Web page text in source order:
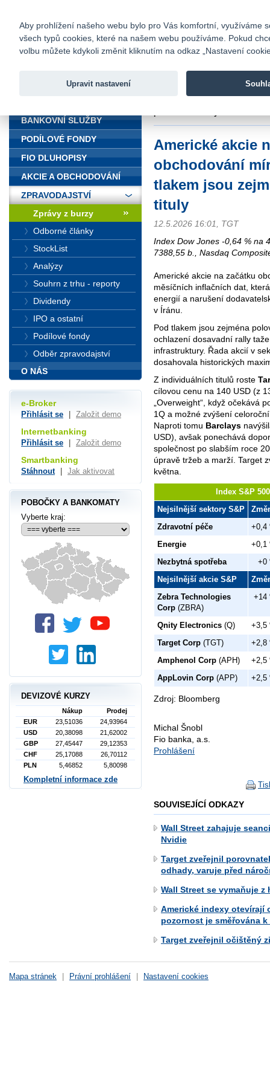
Fio banka
Fio banka
Americké akcie
obchodování
tlakem jsou
tituly
12.5.2026 16:01, TGT
Index Dow Jones -0,64 % na
7388,55 b., Nasdaq
Americké akcie na začátku
měsíčních inflačních dat,
energií a narušení
v Íránu.
Pod tlakem jsou zejména
ochlazení dosavadní rally
infrastruktury. Řada akcií v
dosahovala historických
Z individuálních titulů roste
cílovou cenu na 140 USD (z
„Overweight“, když očekává
1Q a možné zvýšení
Naproti tomu Barclays
USD), avšak ponechává
společnost po slabším roce
úpravě tržeb a marží. Target
května.
Index S&P
Nejsilnější sektory S&P
Zdravotní péče
+0,4
Energie
+0,1
Nezbytná spotřeba
+0
Nejsilnější akcie S&P
Zebra Technologies
Corp (ZBRA)
+14
Qnity Electronics (Q)
+3,5
Target Corp (TGT)
+2,8
Amphenol Corp (APH)
+2,5
AppLovin Corp (APP) +2,5
Zdroj: Bloomberg
Michal Šnobl
Fio banka, a.s.
Prohlášení
SOUVISEJÍCÍ ODKAZY
Wall Street zahajuje
Nvidie
Target zveřejnil
odhady, varuje před
Wall Street se vymaňuje
Americké indexy otevírají
pozornost je směřována k
Target zveřejnil očištěný
BANKOVNÍ SLUŽBY
PODÍLOVÉ FONDY
FIO DLUHOPISY
AKCIE A OBCHODOVÁNÍ
ZPRAVODAJSTVÍ
Zprávy z burzy
Odborné články
StockList
Analýzy
Souhrn z trhu - reporty
Dividendy
IPO a ostatní
Podílové fondy
Odběr zpravodajství
O NÁS
e-Broker
Přihlásit se Založit demo
Internetbanking
Přihlásit se Založit demo
Smartbanking
Stáhnout Jak aktivovat
POBOČKY A BANKOMATY
Vyberte kraj:
DEVIZOVÉ KURZY
Nákup
Prodej
EUR
23,51036
24,93964
USD
20,38098
21,62002
GBP
27,45447
29,12353
CHF
25,17088
26,70112
PLN
5,46852 5,80098
Kompletní informace zde
Mapa stránek Právní prohlášení Nastavení cookies
Aby prohlížení našeho webu bylo pro Vás komfortní, využíváme
všech typů cookies, které na našem webu používáme. Pokud
volbu můžete kdykoli změnit kliknutím na odkaz „Nastavení
Upravit nastavení